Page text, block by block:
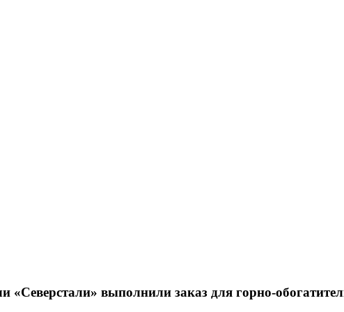
«Северстали» выполнили заказ для горно-